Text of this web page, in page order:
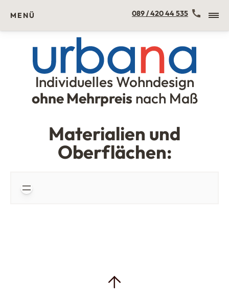
Urbana Möbel
Individuelles Wohndesign
ohne Mehrpreis nach Maß
MENÜ
Kontakt 089 / 420 44 535
Materialien und
Oberflächen: